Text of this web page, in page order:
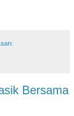
Bersama